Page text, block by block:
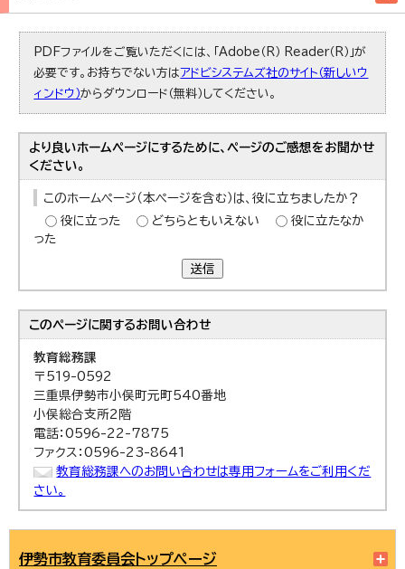
PDFファイルをご覧いただくには、「Adobe（R） Reader（R）」が
必要です。お持ちでない方はアドビシステムズ社のサイト（新しいウ
ィンドウ）からダウンロード（無料）してください。
より良いホームページにするために、ページのご感想をお聞かせ
ください。
このホームページ（本ページを含む）は、役に立ちましたか？
役に立った
どちらともいえない
役に立たなか
った
送信
このページに関するお問い合わせ
教育総務課
〒519-0592
三重県伊勢市小俣町元町540番地
小俣総合支所2階
電話：0596-22-7875
ファクス：0596-23-8641
教育総務課へのお問い合わせは専用フォームをご利用くだ
さい。
伊勢市教育委員会トップページ